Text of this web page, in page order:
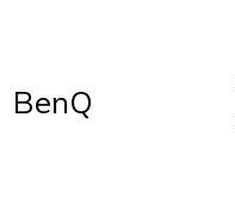
BenQ